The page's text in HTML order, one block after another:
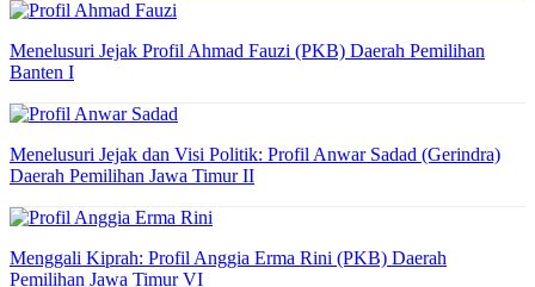
Menelusuri Jejak Profil Ahmad Fauzi (PKB) Daerah Pemilihan
Banten I
Menelusuri Jejak dan Visi Politik: Profil Anwar Sadad (Gerindra)
Daerah Pemilihan Jawa Timur II
Menggali Kiprah: Profil Anggia Erma Rini (PKB) Daerah
Pemilihan Jawa Timur VI